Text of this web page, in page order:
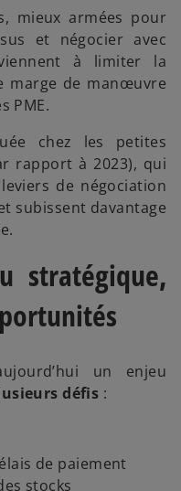
mieux armées pour
et négocier avec
à limiter la
marge de manœuvre
PME.
chez les petites
rapport à 2023), qui
de négociation
subissent davantage
stratégique,
un enjeu
défis :
de paiement
stocks